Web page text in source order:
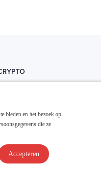
Crypto koopgids
bieden en het bezoek op
die ze
Accepteren